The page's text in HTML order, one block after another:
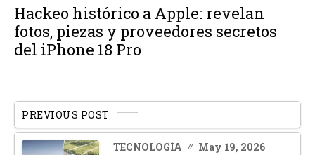
Hackeo histórico a Apple: revelan
fotos, piezas y proveedores secretos
del iPhone 18 Pro
PREVIOUS POST
TECNOLOGÍA May 19, 2026